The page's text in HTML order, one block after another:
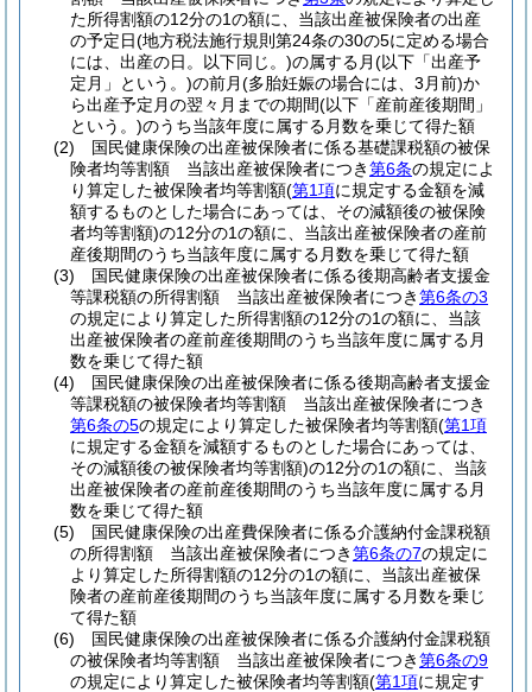
た所得割額の12分の1の額に、当該出産被保険者の出産
の予定日(地方税法施行規則第24条の30の5に定める場合
には、出産の日。以下同じ。)の属する月(以下「出産予
定月」という。)の前月(多胎妊娠の場合には、3月前)か
ら出産予定月の翌々月までの期間(以下「産前産後期間」
という。)のうち当該年度に属する月数を乗じて得た額
(2)
国民健康保険の出産被保険者に係る基礎課税額の被保
険者均等割額 当該出産被保険者につき第6条の規定によ
り算定した被保険者均等割額(第1項に規定する金額を減
額するものとした場合にあっては、その減額後の被保険
者均等割額)の12分の1の額に、当該出産被保険者の産前
産後期間のうち当該年度に属する月数を乗じて得た額
(3)
国民健康保険の出産被保険者に係る後期高齢者支援金
等課税額の所得割額 当該出産被保険者につき第6条の3
の規定により算定した所得割額の12分の1の額に、当該
出産被保険者の産前産後期間のうち当該年度に属する月
数を乗じて得た額
(4)
国民健康保険の出産被保険者に係る後期高齢者支援金
等課税額の被保険者均等割額 当該出産被保険者につき
第6条の5の規定により算定した被保険者均等割額(第1項
に規定する金額を減額するものとした場合にあっては、
その減額後の被保険者均等割額)の12分の1の額に、当該
出産被保険者の産前産後期間のうち当該年度に属する月
数を乗じて得た額
(5)
国民健康保険の出産費保険者に係る介護納付金課税額
の所得割額 当該出産被保険者につき第6条の7の規定に
より算定した所得割額の12分の1の額に、当該出産被保
険者の産前産後期間のうち当該年度に属する月数を乗じ
て得た額
(6)
国民健康保険の出産被保険者に係る介護納付金課税額
の被保険者均等割額 当該出産被保険者につき第6条の9
の規定により算定した被保険者均等割額(第1項に規定す